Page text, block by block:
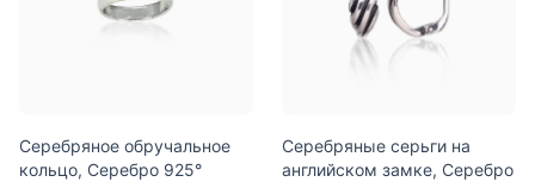
Серебряное обручальное
кольцо, Серебро 925°
Серебряные серьги на
английском замке, Серебро